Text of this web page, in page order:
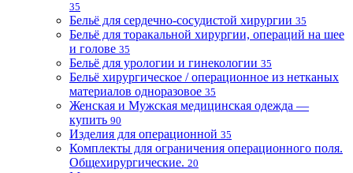
35
Бельё для сердечно-сосудистой хирургии 35
Бельё для торакальной хирургии, операций на шее
и голове 35
Бельё для урологии и гинекологии 35
Бельё хирургическое / операционное из нетканых
материалов одноразовое 35
Женская и Мужская медицинская одежда —
купить 90
Изделия для операционной 35
Комплекты для ограничения операционного поля.
Общехирургические. 20